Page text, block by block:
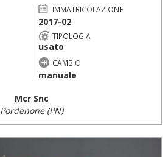
IMMATRICOLAZIONE
2017-02
TIPOLOGIA
usato
CAMBIO
manuale
Mcr Snc
Pordenone (PN)